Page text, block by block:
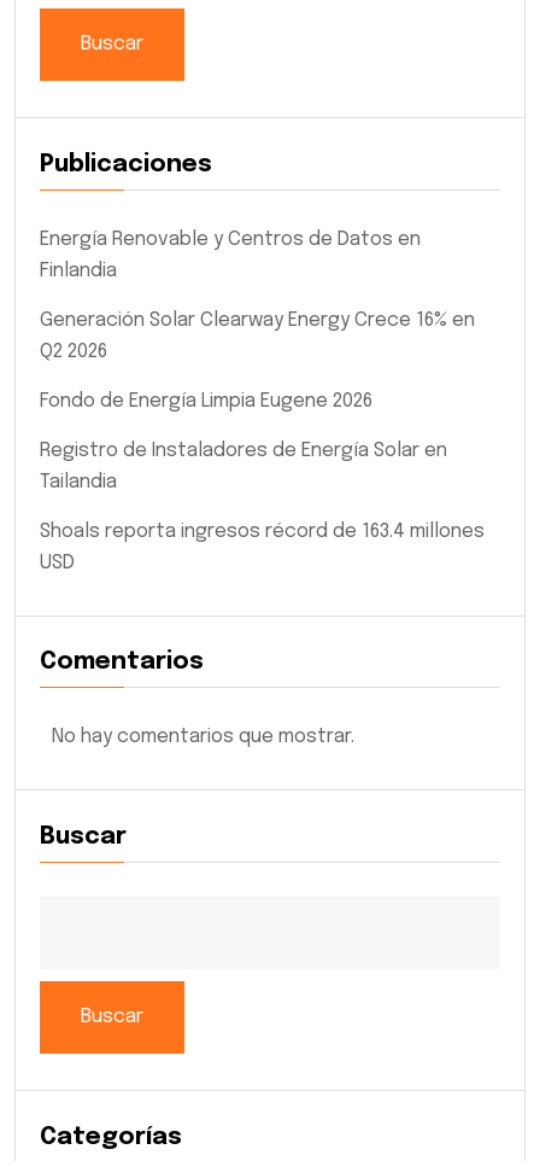
Buscar
Publicaciones
Energía Renovable y Centros de Datos en
Finlandia
Generación Solar Clearway Energy Crece 16% en
Q2 2026
Fondo de Energía Limpia Eugene 2026
Registro de Instaladores de Energía Solar en
Tailandia
Shoals reporta ingresos récord de 163.4 millones
USD
Comentarios
No hay comentarios que mostrar.
Buscar
Buscar
Categorías